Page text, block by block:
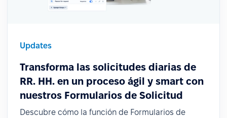
Updates
Transforma las solicitudes diarias de
RR. HH. en un proceso ágil y smart con
nuestros Formularios de Solicitud
Descubre cómo la función de Formularios de